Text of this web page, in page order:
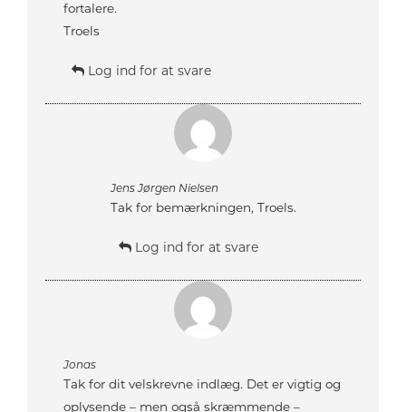
fortalere.
Troels
Log ind for at svare
Jens Jørgen Nielsen
Tak for bemærkningen, Troels.
Log ind for at svare
Jonas
Tak for dit velskrevne indlæg. Det er vigtig og
oplysende – men også skræmmende –